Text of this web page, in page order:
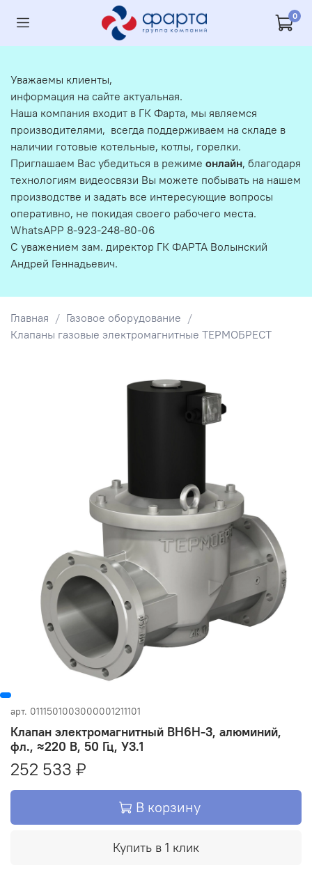
0
Главная
Газовое оборудование
Клапаны газовые электромагнитные ТЕРМОБРЕСТ
арт. 0111501003000001211101
Клапан электромагнитный ВН6Н-3, алюминий,
фл., ≈220 В, 50 Гц, У3.1
252 533 ₽
В корзину
Купить в 1 клик
Уважаемы клиенты,
информация на сайте актуальная.
Наша компания входит в ГК Фарта, мы являемся
производителями, всегда поддерживаем на складе в
наличии готовые котельные, котлы, горелки.
Приглашаем Вас убедиться в режиме онлайн, благодаря
технологиям видеосвязи Вы можете побывать на нашем
производстве и задать все интересующие вопросы
оперативно, не покидая своего рабочего места.
WhatsAPP 8-923-248-80-06
С уважением зам. директор ГК ФАРТА Волынский
Андрей Геннадьевич.